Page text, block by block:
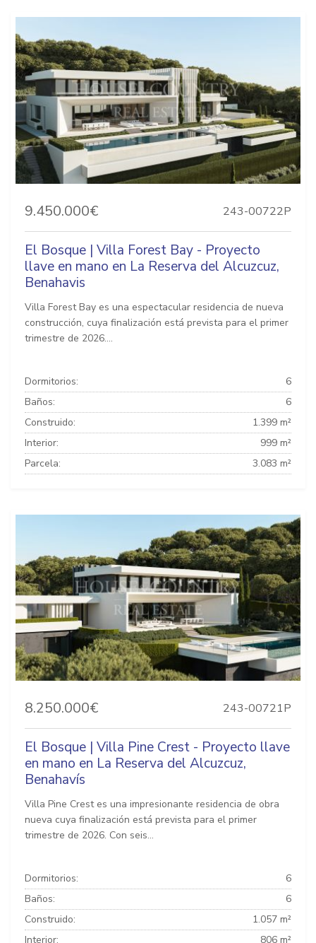
9.450.000€ 243-00722P
El Bosque | Villa Forest Bay - Proyecto
llave en mano en La Reserva del Alcuzcuz,
Benahavis
Villa Forest Bay es una espectacular residencia de nueva
construcción, cuya finalización está prevista para el primer
trimestre de 2026....
Dormitorios:
6
Baños:
6
Construido:
1.399 m²
Interior:
999 m²
Parcela:
3.083 m²
8.250.000€ 243-00721P
El Bosque | Villa Pine Crest - Proyecto llave
en mano en La Reserva del Alcuzcuz,
Benahavís
Villa Pine Crest es una impresionante residencia de obra
nueva cuya finalización está prevista para el primer
trimestre de 2026. Con seis...
Dormitorios:
6
Baños:
6
Construido:
1.057 m²
Interior:
806 m²